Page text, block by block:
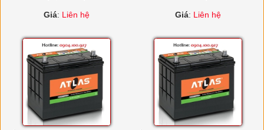
Giá: Liên hệ Giá: Liên hệ